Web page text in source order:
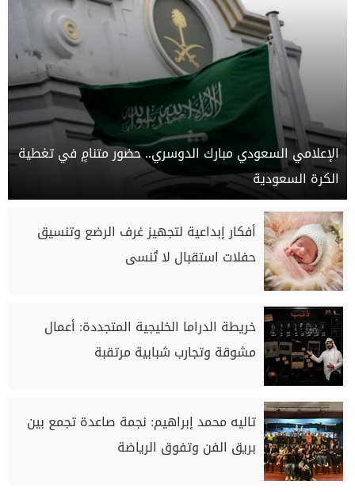
الإعلامي السعودي مبارك الدوسري.. حضور متنامٍ في تغطية
الكرة السعودية
أفكار إبداعية لتجهيز غرف الرضع وتنسيق
حفلات استقبال لا تُنسى
خريطة الدراما الخليجية المتجددة: أعمال
مشوقة وتجارب شبابية مرتقبة
تاليه محمد إبراهيم: نجمة صاعدة تجمع بين
بريق الفن وتفوق الرياضة